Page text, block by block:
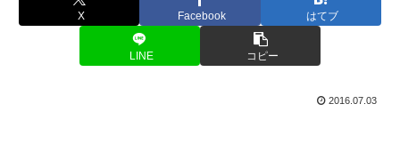
X Facebook はてブ
LINE コピー
2016.07.03